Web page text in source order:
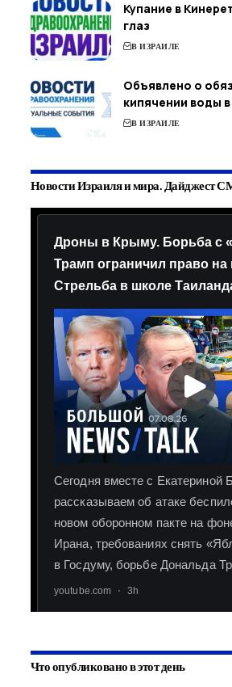
Купание в
глаз
В ИЗРАИЛЕ
Объявлено о
кипячении воды
В ИЗРАИЛЕ
Новости Израиля и мира. Дайджест
Что опубликовано в этот день